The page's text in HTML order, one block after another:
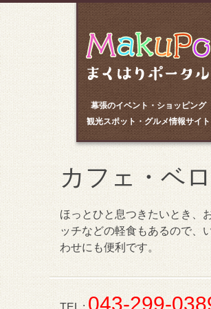
幕張のイベント・ショッピング
観光スポット・グルメ情報サイト
カフェ・ベ
ほっとひと息つきたいとき、
ッチなどの軽食もあるので、
わせにも便利です。
043-299-